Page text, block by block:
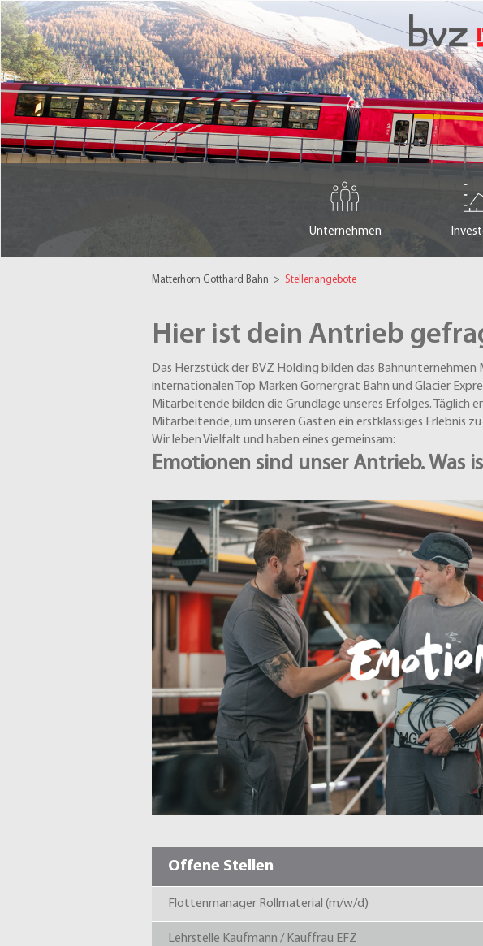
Unternehmen
Matterhorn Gotthard Bahn > Stellenangebote
Hier ist dein Antrieb
Das Herzstück der BVZ Holding bilden das
internationalen Top Marken Gornergrat Bahn und Glacier
Mitarbeitende bilden die Grundlage unseres Erfolges. Täglich
Mitarbeitende, um unseren Gästen ein erstklassiges Erlebnis
Wir leben Vielfalt und haben eines gemeinsam:
Emotionen sind unser Antrieb. Was
Offene Stellen
Flottenmanager Rollmaterial (m/w/d)
Lehrstelle Kaufmann / Kauffrau EFZ